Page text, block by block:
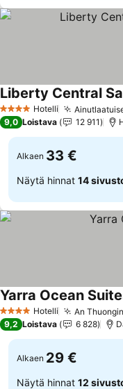
4 Tähtiluokitus
Hotelli
Liberty Central
9,0 Loistava 12 911
Alkaen 33 €
Näytä hinnat 14
4 Tähtiluokitus
Hotelli An
Yarra Ocean
9,2 Loistava 6 828
Alkaen 29 €
Näytä hinnat 12